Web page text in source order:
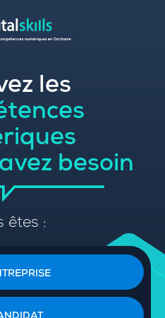
les
besoin
êtes :